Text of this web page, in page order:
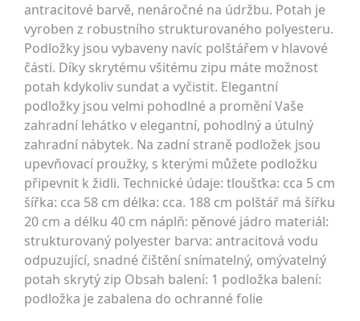
antracitové barvě, nenáročné na údržbu. Potah je
vyroben z robustního strukturovaného polyesteru.
Podložky jsou vybaveny navíc polštářem v hlavové
části. Díky skrytému všitému zipu máte možnost
potah kdykoliv sundat a vyčistit. Elegantní
podložky jsou velmi pohodlné a promění Vaše
zahradní lehátko v elegantní, pohodlný a útulný
zahradní nábytek. Na zadní straně podložek jsou
upevňovací proužky, s kterými můžete podložku
připevnit k židli. Technické údaje: tloušťka: cca 5 cm
šířka: cca 58 cm délka: cca. 188 cm polštář má šířku
20 cm a délku 40 cm náplň: pěnové jádro materiál:
strukturovaný polyester barva: antracitová vodu
odpuzující, snadné čištění snímatelný, omývatelný
potah skrytý zip Obsah balení: 1 podložka balení:
podložka je zabalena do ochranné folie